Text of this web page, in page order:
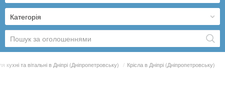
Категорія
кухні та вітальні в Дніпрі (Дніпропетровську) / Крісла в Дніпрі (Дніпропетровську)